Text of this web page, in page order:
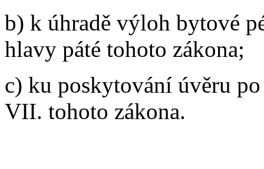
b) k úhradě výloh bytové
hlavy páté tohoto zákona;
c) ku poskytování úvěru
VII. tohoto zákona.